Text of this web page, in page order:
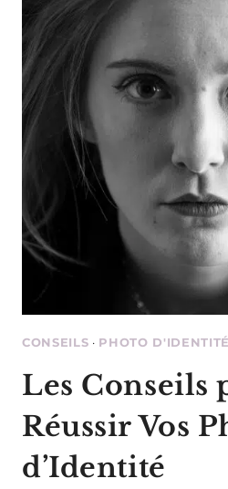
CONSEILS · PHOTO D'IDENTITÉ
Les Conseils
Réussir Vos
d’Identité